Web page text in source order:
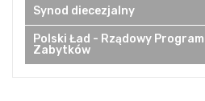
Synod diecezjalny
Polski Ład - Rządowy
Zabytków